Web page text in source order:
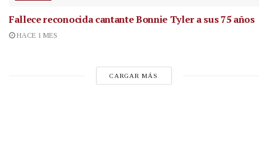
Fallece reconocida cantanteBonnie Tyler a sus 75 años
HACE 1 MES
CARGAR MÁS